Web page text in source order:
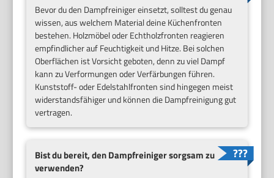
Bevor du den Dampfreiniger einsetzt, solltest du genau
wissen, aus welchem Material deine Küchenfronten
bestehen. Holzmöbel oder Echtholzfronten reagieren
empfindlicher auf Feuchtigkeit und Hitze. Bei solchen
Oberflächen ist Vorsicht geboten, denn zu viel Dampf
kann zu Verformungen oder Verfärbungen führen.
Kunststoff- oder Edelstahlfronten sind hingegen meist
widerstandsfähiger und können die Dampfreinigung gut
vertragen.
Bist du bereit, den Dampfreiniger sorgsam zu
verwenden?